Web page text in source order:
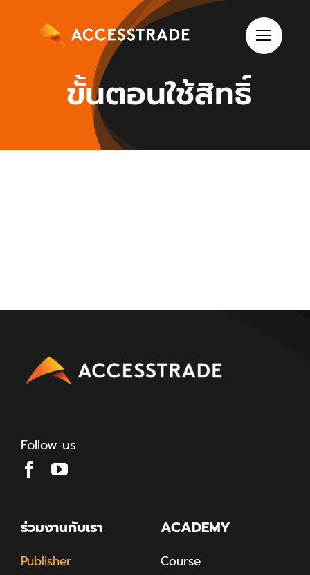
ขั้นตอนใช้สิทธิ์
Follow us
ร่วมงานกับเรา
Publisher
ACADEMY
Course